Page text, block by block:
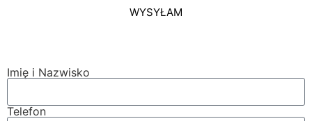
WYSYŁAM
Imię i Nazwisko
Telefon